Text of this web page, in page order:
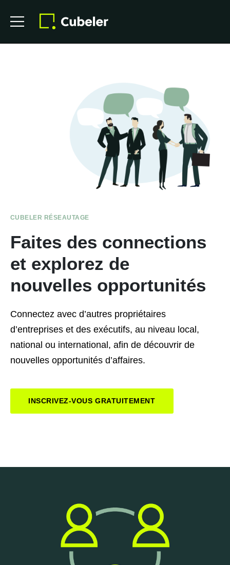
CUBELER RÉSEAUTAGE
Faites des connections
et explorez de
nouvelles opportunités
Connectez avec d’autres propriétaires
d’entreprises et des exécutifs, au niveau local,
national ou international, afin de découvrir de
nouvelles opportunités d’affaires.
INSCRIVEZ-VOUS GRATUITEMENT